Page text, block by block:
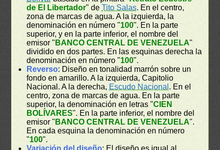
de El Libertador" deTito Salas. En el centro,
zona de marcas de agua. A la izquierda, la
denominación en número "100". En la parte
superior, y en la parte inferior, el nombre del
emisor " BANCO CENTRAL DE VENEZUELA"
dividido en dos partes. En las esquinas derecha la
denominación en número "100".
Reverso: Diseño en tonalidad marrón sobre un
fondo en amarillo. A la izquierda, Capitolio
Nacional. A la derecha, Escudo Nacional . En el
centro, zona de marcas de agua. En la parte
superior, la denominación en letras "CIEN
BOLÍVARES". En la parte inferior, el nombre del
emisor " BANCO CENTRAL DE VENEZUELA".
En cada esquina la denominación en número
"100".